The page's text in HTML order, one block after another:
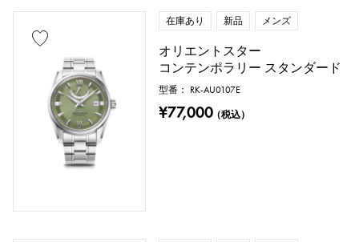
在庫あり 新品 メンズ
オリエントスター
コンテンポラリー スタンダード
型番： RK-AU0107E
¥77,000（税込）